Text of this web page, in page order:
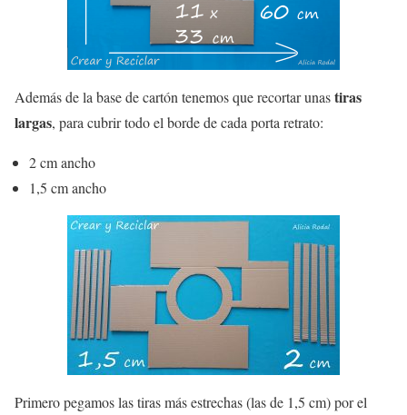
Además de la base de cartón tenemos que recortar unastiras
largas, para cubrir todo el borde de cada porta retrato:
2 cm ancho
1,5 cm ancho
Primero pegamos las tiras más estrechas (las de 1,5 cm) por el